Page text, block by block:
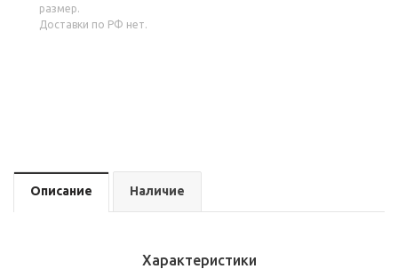
размер.
Доставки по РФ нет.
Описание Наличие
Характеристики